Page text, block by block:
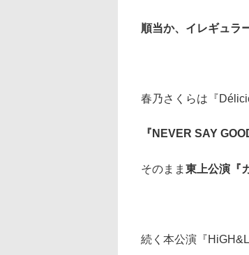
順当か、イレギュラ
春乃さくらは『
『NEVER SAY
そのまま 東上公演『
続く本公演『